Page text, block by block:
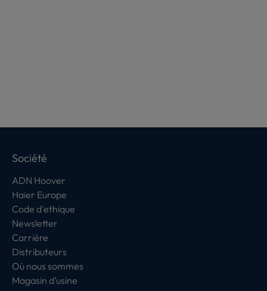
Société
ADN Hoover
Haier Europe
Code d'ethique
Newsletter
Carrière
Distributeurs
Où nous sommes
Magasin d’usine